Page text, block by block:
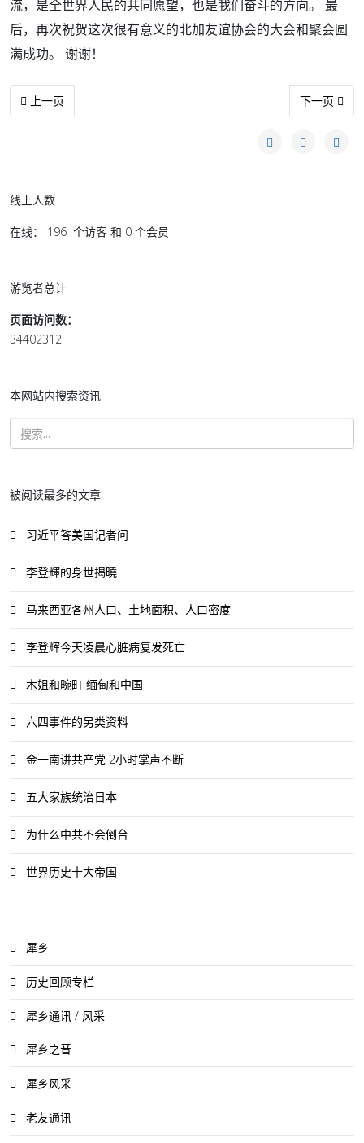
流，是全世界人民的共同愿望，也是我们奋斗的方向。 最
后，再次祝贺这次很有意义的北加友谊协会的大会和聚会圆
满成功。 谢谢！
上一篇文章: 森美兰老友联谊会主席赵华护致词
上一页 下一篇文章:
下一页
线上人数
在线： 196 个访客 和 0 个会员
游览者总计
页面访问数：
34402312
本网站内搜索资讯
被阅读最多的文章
习近平答美国记者问
李登輝的身世揭曉
马来西亚各州人口、土地面积、人口密度
李登辉今天凌晨心脏病复发死亡
木姐和畹町 缅甸和中国
六四事件的另类资料
金一南讲共产党 2小时掌声不断
五大家族统治日本
为什么中共不会倒台
世界历史十大帝国
犀乡
历史回顾专栏
犀乡通讯 / 风采
犀乡之音
犀乡风采
老友通讯